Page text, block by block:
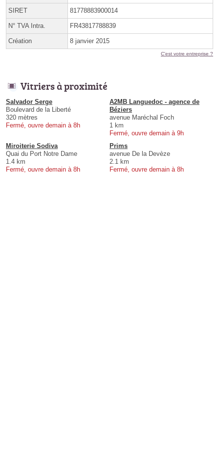
SIRET 81778883900014
N° TVA Intra. FR43817788839
Création 8 janvier 2015
C'est votre entreprise ?
Vitriers à proximité
Salvador Serge
Boulevard de la Liberté
320 mètres
Fermé, ouvre demain à 8h
A2MB Languedoc - agence de
Béziers
avenue Maréchal Foch
1 km
Fermé, ouvre demain à 9h
Miroiterie Sodiva
Quai du Port Notre Dame
1.4 km
Fermé, ouvre demain à 8h
Prims
avenue De la Devèze
2.1 km
Fermé, ouvre demain à 8h